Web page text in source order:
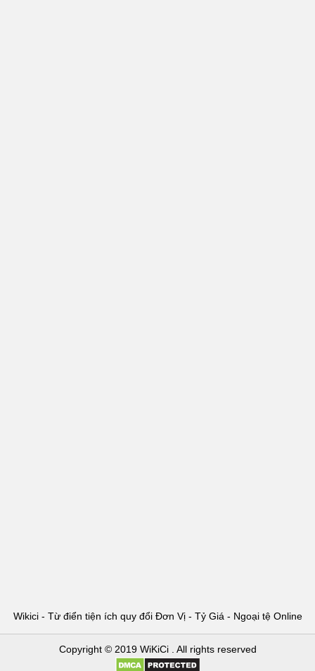
Wikici - Từ điển tiện ích quy đổi Đơn Vị - Tỷ Giá - Ngoại tệ Online
Copyright © 2019 WiKiCi . All rights reserved